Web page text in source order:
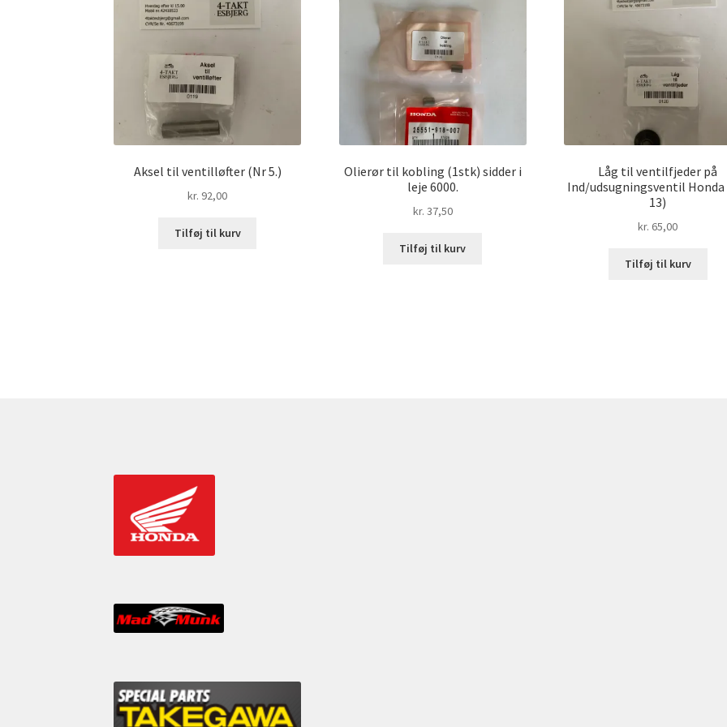
Aksel til ventilløfter (Nr 5.)
kr. 92,00
Tilføj til kurv
Olierør til kobling (1stk) sidder i
leje 6000.
kr. 37,50
Tilføj til kurv
Låg til ventilfjeder på
Ind/udsugningsventil Honda
13)
kr. 65,00
Tilføj til kurv